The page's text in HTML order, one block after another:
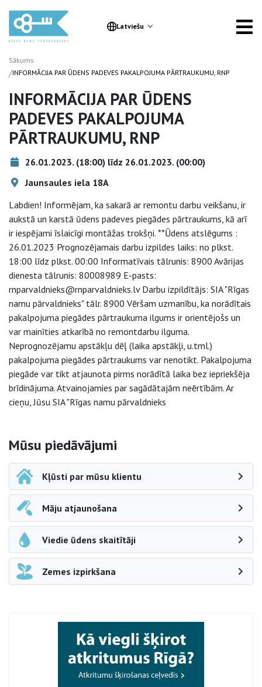
Latviešu
Sākums
/INFORMĀCIJA PAR ŪDENS PADEVES PAKALPOJUMA PĀRTRAUKUMU, RNP
INFORMĀCIJA PAR ŪDENS
PADEVES PAKALPOJUMA
PĀRTRAUKUMU, RNP
26.01.2023. (18:00) līdz 26.01.2023. (00:00)
Jaunsaules iela 18A
Labdien! Informējam, ka sakarā ar remontu darbu veikšanu, ir
aukstā un karstā ūdens padeves piegādes pārtraukums, kā arī
ir iespējami īslaicīgi montāžas trokšņi. **Ūdens atslēgums :
26.01.2023 Prognozējamais darbu izpildes laiks: no plkst.
18:00 līdz plkst. 00:00 Informatīvais tālrunis: 8900 Avārijas
dienesta tālrunis: 80008989 E-pasts:
rnparvaldnieks@rnparvaldnieks.lv Darbu izpildītājs: SIA "Rīgas
namu pārvaldnieks" tālr. 8900 Vēršam uzmanību, ka norādītais
pakalpojuma piegādes pārtraukuma ilgums ir orientējošs un
var mainīties atkarībā no remontdarbu ilguma.
Neprognozējamu apstākļu dēļ (laika apstākļi, u.tml.)
pakalpojuma piegādes pārtraukums var nenotikt. Pakalpojuma
piegāde var tikt atjaunota pirms norādītā laika bez iepriekšēja
brīdinājuma. Atvainojamies par sagādātajām neērtībām. Ar
cieņu, Jūsu SIA "Rīgas namu pārvaldnieks
Sāna navigācija
Mūsu piedāvājumi
Kļūsti par mūsu klientu
Māju atjaunošana
Viedie ūdens skaitītāji
Zemes izpirkšana